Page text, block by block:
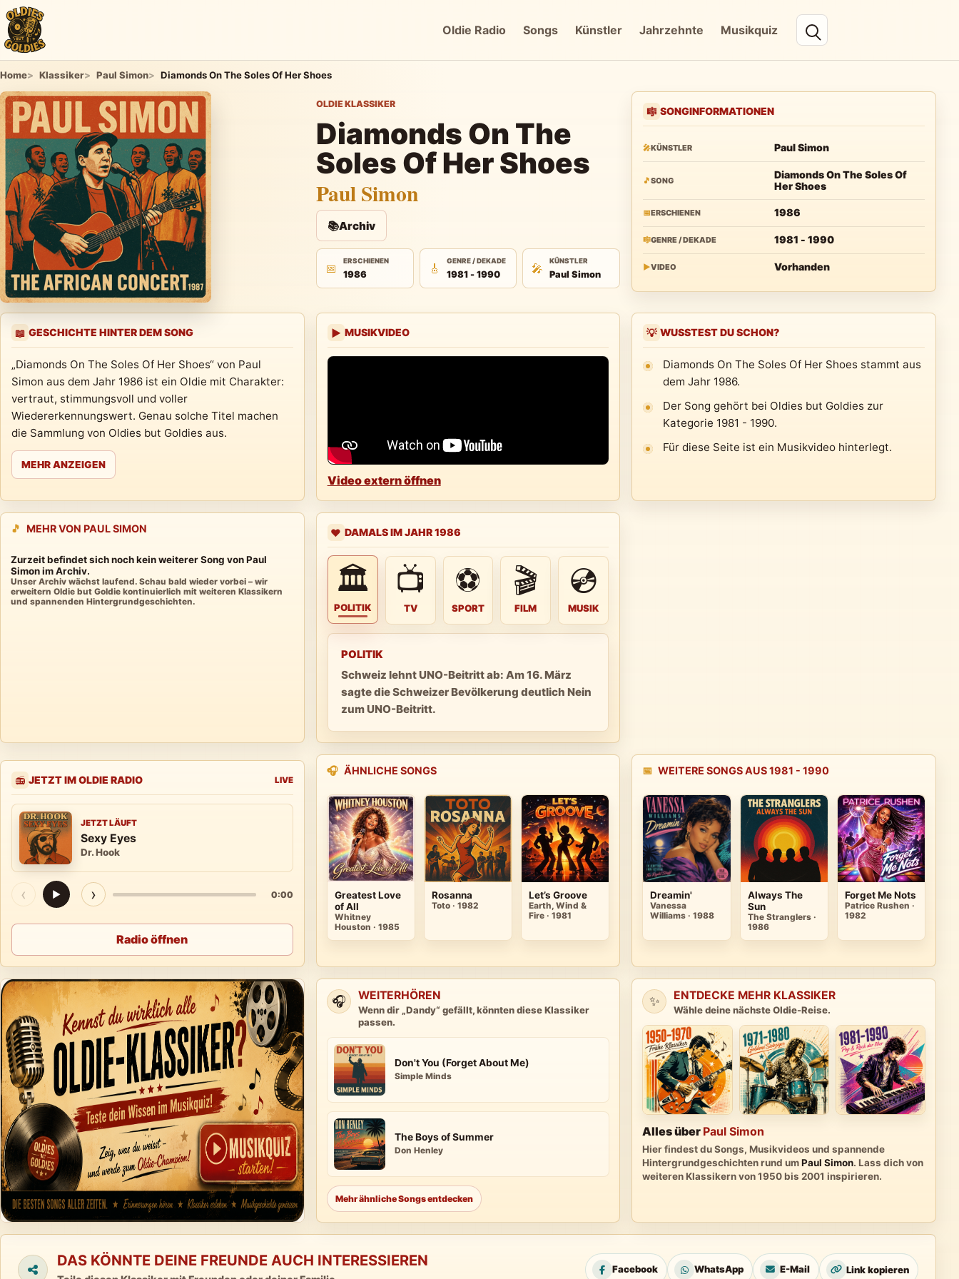
Oldie Radio Songs Künstler Jahrzehnte Musikquiz
Home Klassiker Paul Simon Diamonds On The Soles Of Her Shoes
OLDIE KLASSIKER
Diamonds On The
Soles Of Her Shoes
Paul Simon
📚Archiv
📅
ERSCHIENEN
1986 🎸
GENRE / DEKADE
1981 - 1990 🎤
KÜNSTLER
Paul Simon
🎼 SONGINFORMATIONEN
🎤KÜNSTLER Paul Simon
🎵SONG
Diamonds On The Soles Of
Her Shoes
📅ERSCHIENEN 1986
🎼GENRE / DEKADE 1981 - 1990
▶VIDEO Vorhanden
📖 GESCHICHTE HINTER DEM SONG
„Diamonds On The Soles Of Her Shoes“ von Paul
Simon aus dem Jahr 1986 ist ein Oldie mit Charakter:
vertraut, stimmungsvoll und voller
Wiedererkennungswert. Genau solche Titel machen
die Sammlung von Oldies but Goldies aus.
MEHR ANZEIGEN
▶ MUSIKVIDEO
Video extern öffnen
💡 WUSSTEST DU SCHON?
Diamonds On The Soles Of Her Shoes stammt aus
dem Jahr 1986.
Der Song gehört bei Oldies but Goldies zur
Kategorie 1981 - 1990.
Für diese Seite ist ein Musikvideo hinterlegt.
🎵 MEHR VON PAUL SIMON
Zurzeit befindet sich noch kein weiterer Song von Paul
Simon im Archiv.
Unser Archiv wächst laufend. Schau bald wieder vorbei – wir
erweitern Oldie but Goldie kontinuierlich mit weiteren Klassikern
und spannenden Hintergrundgeschichten.
❤️ DAMALS IM JAHR 1986
🏛
POLITIK
📺
TV
⚽
SPORT
🎬
FILM
💿
MUSIK
POLITIK
Schweiz lehnt UNO-Beitritt ab: Am 16. März
sagte die Schweizer Bevölkerung deutlich Nein
zum UNO-Beitritt.
📻 JETZT IM OLDIE RADIO LIVE
JETZT LÄUFT
Sexy Eyes
Dr. Hook
‹ ▶ › 0:00
Radio öffnen
🎧 ÄHNLICHE SONGS
Greatest Love
of All
Whitney
Houston · 1985
Rosanna
Toto · 1982
Let’s Groove
Earth, Wind &
Fire · 1981
📅 WEITERE SONGS AUS 1981 - 1990
Dreamin'
Vanessa
Williams · 1988
Always The
Sun
The Stranglers ·
1986
Forget Me Nots
Patrice Rushen ·
1982
🎧 WEITERHÖREN
Wenn dir „Dandy“ gefällt, könnten diese Klassiker
passen.
Don't You (Forget About Me)
Simple Minds
The Boys of Summer
Don Henley
Mehr ähnliche Songs entdecken
✨ ENTDECKE MEHR KLASSIKER
Wähle deine nächste Oldie-Reise.
Alles über Paul Simon
Hier findest du Songs, Musikvideos und spannende
Hintergrundgeschichten rund umPaul Simon. Lass dich von
weiteren Klassikern von 1950 bis 2001 inspirieren.
DAS KÖNNTE DEINE FREUNDE AUCH INTERESSIEREN Facebook WhatsApp E-Mail Link kopieren